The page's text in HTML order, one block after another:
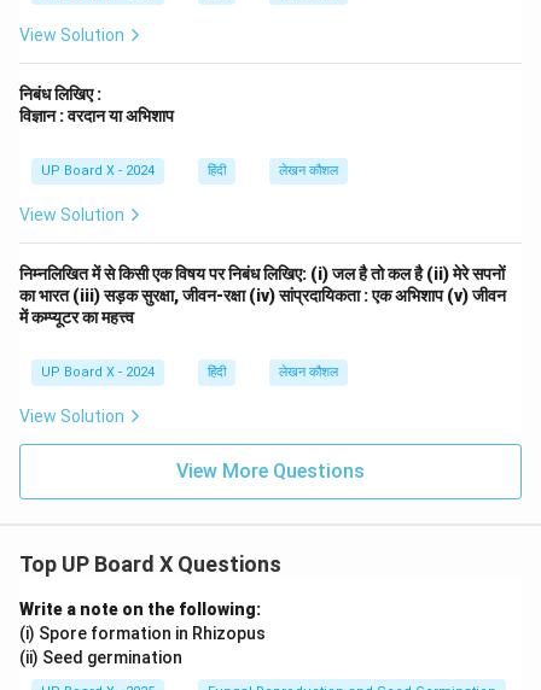
View Solution
निबंध लिखिए :
विज्ञान : वरदान या अभिशाप
UP Board X - 2024 हिंदी लेखन कौशल
View Solution
निम्नलिखित में से किसी एक विषय पर निबंध लिखिए: (i) जल है तो कल है (ii) मेरे सपनों
का भारत (iii) सड़क सुरक्षा, जीवन-रक्षा (iv) सांप्रदायिकता : एक अभिशाप (v) जीवन
में कम्प्यूटर का महत्त्व
UP Board X - 2024 हिंदी लेखन कौशल
View Solution
View More Questions
Top UP Board X Questions
Write a note on the following:
(i) Spore formation in Rhizopus
(ii) Seed germination